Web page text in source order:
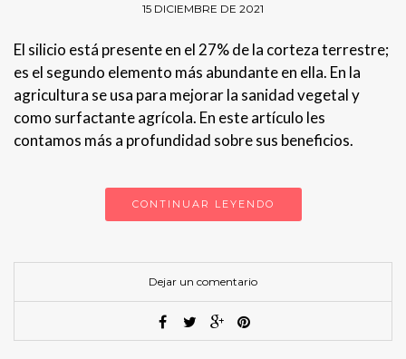
15 DICIEMBRE DE 2021
El silicio está presente en el 27% de la corteza terrestre;
es el segundo elemento más abundante en ella. En la
agricultura se usa para mejorar la sanidad vegetal y
como surfactante agrícola. En este artículo les
contamos más a profundidad sobre sus beneficios.
CONTINUAR LEYENDO
Dejar un comentario